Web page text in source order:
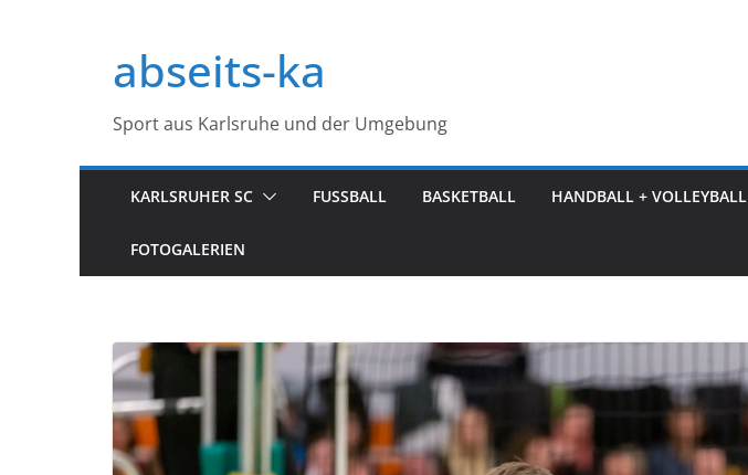
springenabseits-ka
Sport aus Karlsruhe und der Umgebung
KARLSRUHER SC FUSSBALL BASKETBALL HANDBALL + VOLLEYBALL
FOTOGALERIEN